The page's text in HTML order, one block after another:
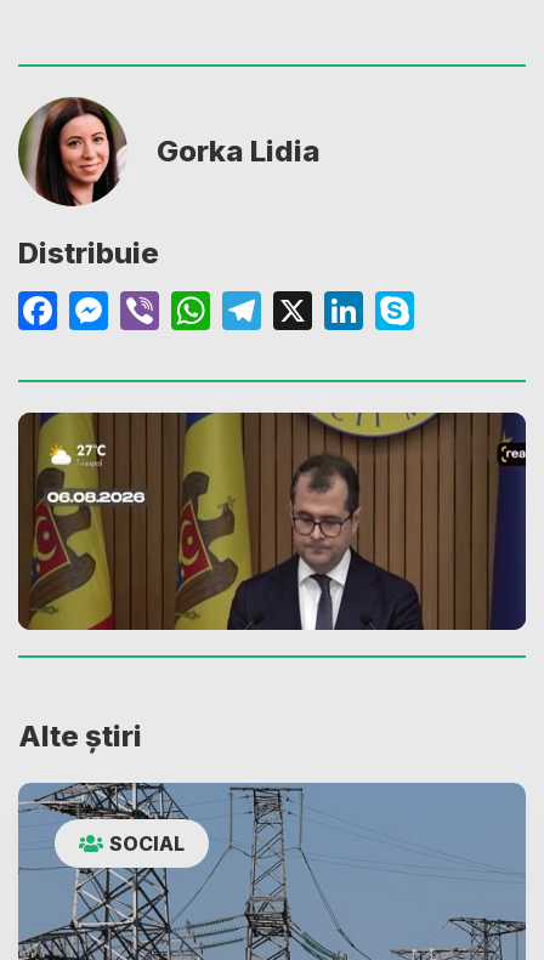
Gorka Lidia
Distribuie
Facebook
Messenger
ViberWhatsApp
Telegram
X LinkedIn
Alte știri
SOCIAL